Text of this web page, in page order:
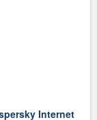
Internet